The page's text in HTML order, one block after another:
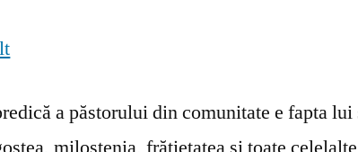
a păstorului din comunitate e fapta